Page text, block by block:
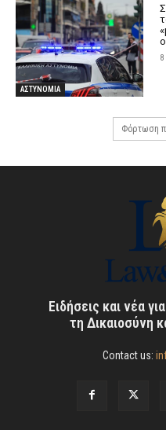
ΑΣΤΥΝΟΜΙΑ
Φόρτωση
Ειδήσεις και νέα
τη Δικαιοσύνη
Contact us: